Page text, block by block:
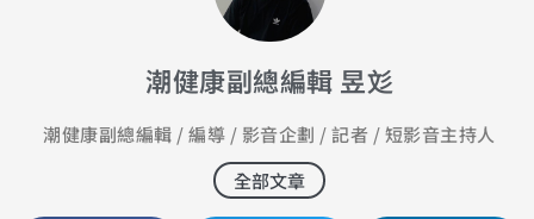
潮健康副總編輯 昱彣
潮健康副總編輯 / 編導 / 影音企劃 / 記者 / 短影音主持人
全部文章